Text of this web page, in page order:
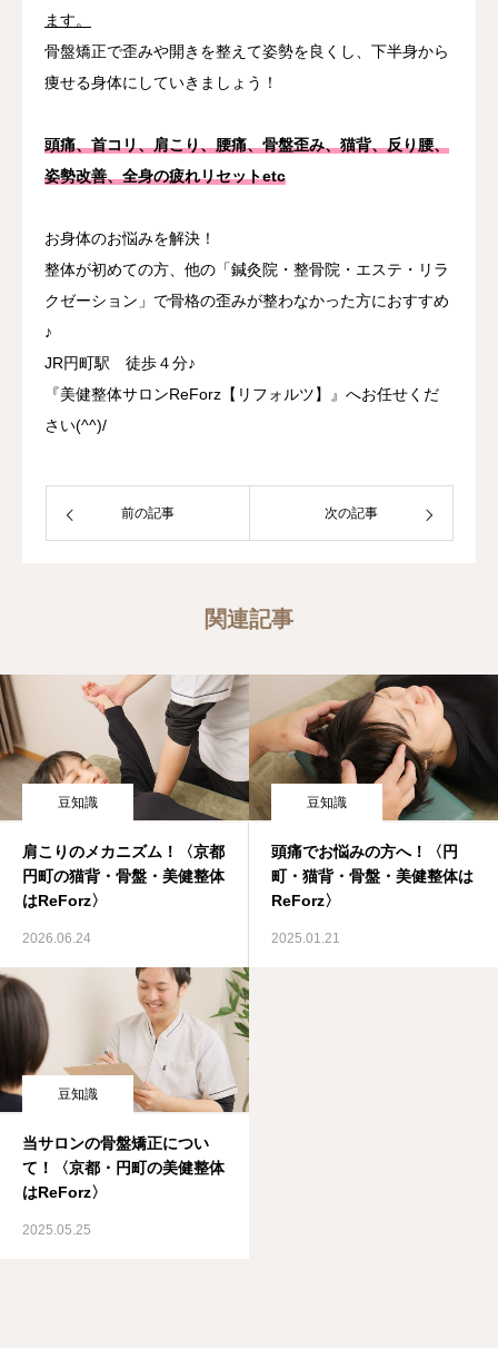
ます。
骨盤矯正で歪みや開きを整えて姿勢を良くし、下半身から
痩せる身体にしていきましょう！
頭痛、首コリ、肩こり、腰痛、骨盤歪み、猫背、反り腰、
姿勢改善、全身の疲れリセットetc
お身体のお悩みを解決！
整体が初めての方、他の「鍼灸院・整骨院・エステ・リラ
クゼーション」で骨格の歪みが整わなかった方におすすめ
♪
JR円町駅 徒歩４分♪
『美健整体サロンReForz【リフォルツ】』へお任せくだ
さい(^^)/
前の記事 次の記事
関連記事
豆知識
肩こりのメカニズム！〈京都
円町の猫背・骨盤・美健整体
はReForz〉
2026.06.24
豆知識
頭痛でお悩みの方へ！〈円
町・猫背・骨盤・美健整体は
ReForz〉
2025.01.21
豆知識
当サロンの骨盤矯正につい
て！〈京都・円町の美健整体
はReForz〉
2025.05.25